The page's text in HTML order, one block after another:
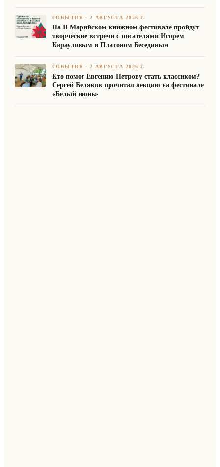
СОБЫТИЯ ·2 АВГУСТА 2026 Г.
На II Марийском книжном фестивале пройдут
творческие встречи с писателями Игорем
Карауловым и Платоном Бесединым
СОБЫТИЯ ·2 АВГУСТА 2026 Г.
Кто помог Евгению Петрову стать классиком?
Сергей Беляков прочитал лекцию на фестивале
«Белый июнь»